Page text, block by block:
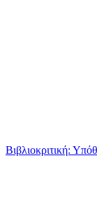
Βιβλιοκριτική: